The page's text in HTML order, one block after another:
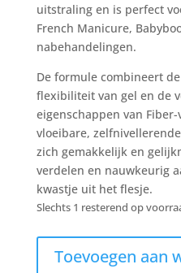
uitstraling en is perfect
French Manicure,
nabehandelingen.
De formule combineert
flexibiliteit van gel en de
eigenschappen van
vloeibare,
zich gemakkelijk en
verdelen en nauwkeurig
kwastje uit het flesje.
Slechts 1 resterend op
AcryFiber
Toevoegen aan